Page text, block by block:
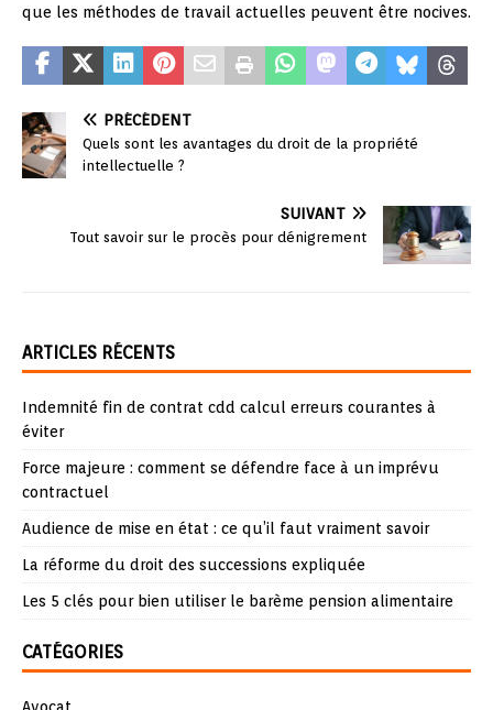
que les méthodes de travail actuelles peuvent être nocives.
PRÉCÉDENT
Quels sont les avantages du droit de la propriété
intellectuelle ?
SUIVANT
Tout savoir sur le procès pour dénigrement
ARTICLES RÉCENTS
Indemnité fin de contrat cdd calcul erreurs courantes à
éviter
Force majeure : comment se défendre face à un imprévu
contractuel
Audience de mise en état : ce qu’il faut vraiment savoir
La réforme du droit des successions expliquée
Les 5 clés pour bien utiliser le barème pension alimentaire
CATÉGORIES